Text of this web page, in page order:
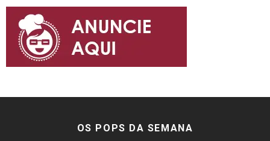
OS POPS DA SEMANA